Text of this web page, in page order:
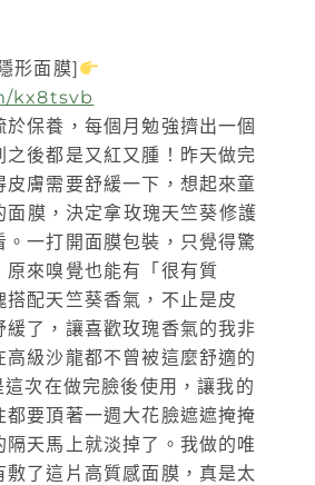
形面膜]
kx8tsvb
保養，每個月勉強擠出一個
後都是又紅又腫！昨天做完
膚需要舒緩一下，想起來童
膜，決定拿玫瑰天竺葵修護
一打開面膜包裝，只覺得驚
來嗅覺也能有「很有質
配天竺葵香氣，不止是皮
了，讓喜歡玫瑰香氣的我非
級沙龍都不曾被這麼舒適的
次在做完臉後使用，讓我的
要頂著一週大花臉遮遮掩掩
隔天馬上就淡掉了。我做的唯
了這片高質感面膜，真是太